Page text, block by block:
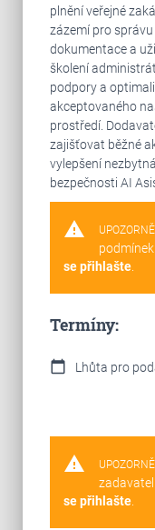
plnění veřejné
zázemí pro
dokumentace a
školení
podpory a
akceptovaného
prostředí.
zajišťovat běžné
vylepšení
bezpečnosti AI
warning
podmínek
se přihlašte.
Termíny:
calendar_today Lhůta pro
warning
zadavateli
se přihlašte.